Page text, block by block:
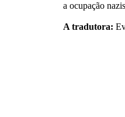
a ocupação
A tradutora: